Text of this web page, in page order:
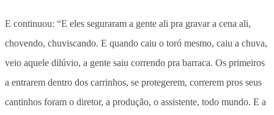
E continuou: “E eles seguraram a gente ali pra gravar a cena ali,
chovendo, chuviscando. E quando caiu o toró mesmo, caiu a chuva,
veio aquele dilúvio, a gente saiu correndo pra barraca. Os primeiros
a entrarem dentro dos carrinhos, se protegerem, correrem pros seus
cantinhos foram o diretor, a produção, o assistente, todo mundo. E a